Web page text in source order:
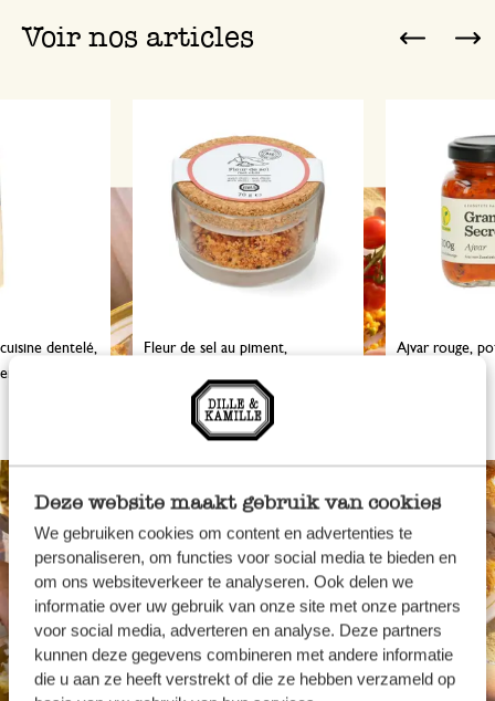
Deze website maakt gebruik van cookies
We gebruiken cookies om content en advertenties te
personaliseren, om functies voor social media te bieden en
om ons websiteverkeer te analyseren. Ook delen we
informatie over uw gebruik van onze site met onze partners
voor social media, adverteren en analyse. Deze partners
kunnen deze gegevens combineren met andere informatie
die u aan ze heeft verstrekt of die ze hebben verzameld op
Voir nos articles
dentelé,
bois de
Fleur de sel au piment,
Ajvar rouge,